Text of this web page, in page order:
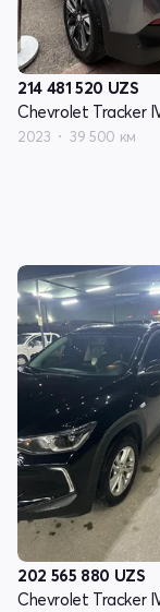
214 481 520 UZS
2023 39 500 км
202 565 880 UZS